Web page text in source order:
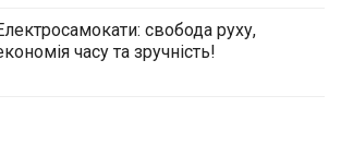
свобода руху,
часу та зручність!